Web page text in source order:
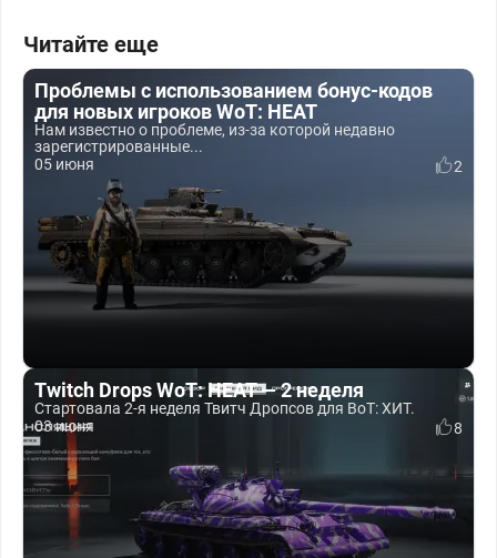
Читайте еще
Проблемы с использованием бонус-кодов
для новых игроков WoT: HEAT
Нам известно о проблеме, из-за которой недавно
зарегистрированные...
05 июня
2
Twitch Drops WoT: HEAT — 2 неделя
Стартовала 2-я неделя Твитч Дропсов для ВоТ: ХИТ.
03 июня
8